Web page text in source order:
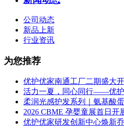
公司动态
新品上新
行业资讯
为您推荐
优护优家南通工厂二期盛大
活力一夏，同心同行——优护
柔润光感护发系列｜氨基酸
2026 CBME 孕婴童展首日开
优护优家研发创新中心焕新